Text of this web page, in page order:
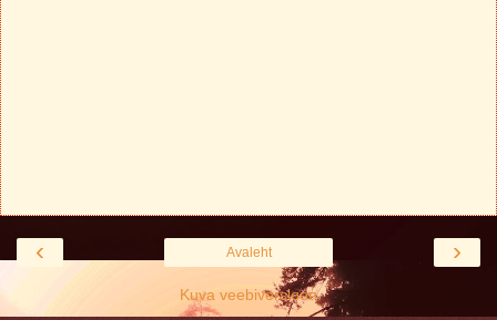
‹ ›
Avaleht
Kuva veebiversioon